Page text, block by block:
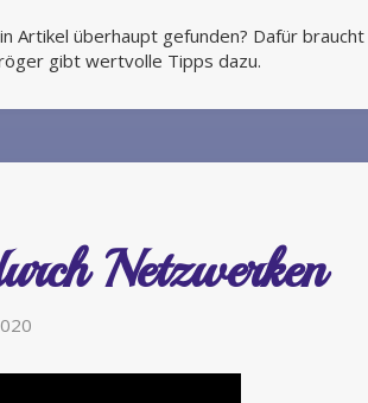
Artikel überhaupt gefunden? Dafür braucht
gibt wertvolle Tipps dazu.
Netzwerken